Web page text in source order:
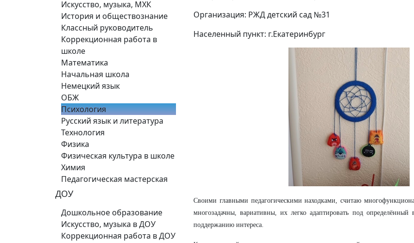
Искусство, музыка, МХК
История и обществознание
Классный руководитель
Коррекционная работа в
школе
Математика
Начальная школа
Немецкий язык
ОБЖ
Психология
Русский язык и литература
Технология
Физика
Физическая культура в школе
Химия
Педагогическая мастерская
ДОУ
Дошкольное образование
Искусство, музыка в ДОУ
Коррекционная работа в ДОУ
Организация: РЖД детский сад №31
Населенный пункт: г.Екатеринбург
Своими главными педагогическими находками, считаю
многозадачны, вариативны, их легко адаптировать под определённый
поддержанию интереса.